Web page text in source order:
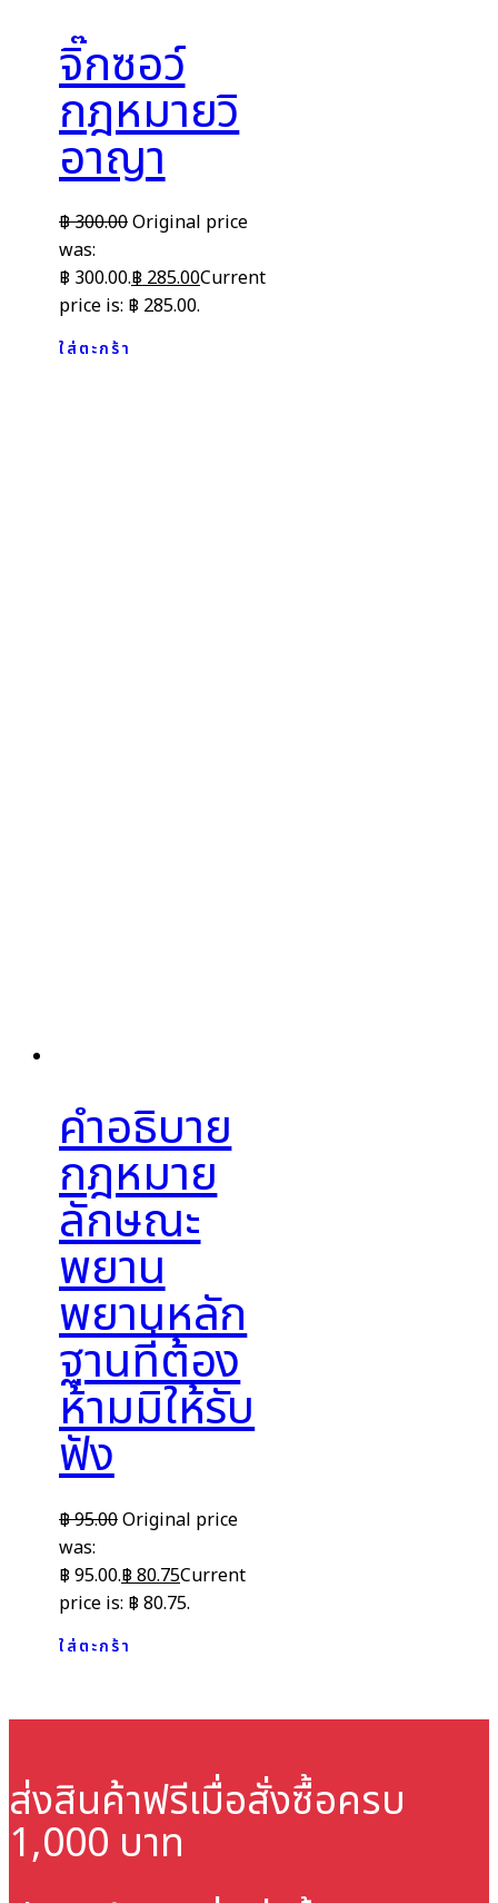
จิ๊กซอว์
กฎหมายวิ
อาญา
฿300.00Original price
was:
฿ 300.00.฿285.00Current
price is: ฿ 285.00.
ใส่ตะกร้า
คำอธิบาย
กฎหมาย
ลักษณะ
พยาน
พยานหลัก
ฐานที่ต้อง
ห้ามมิให้รับ
ฟัง
฿95.00Original price
was:
฿ 95.00.฿ 80.75Current
price is: ฿ 80.75.
ใส่ตะกร้า
ส่งสินค้าฟรีเมื่อสั่งซื้อครบ
1,000 บาท